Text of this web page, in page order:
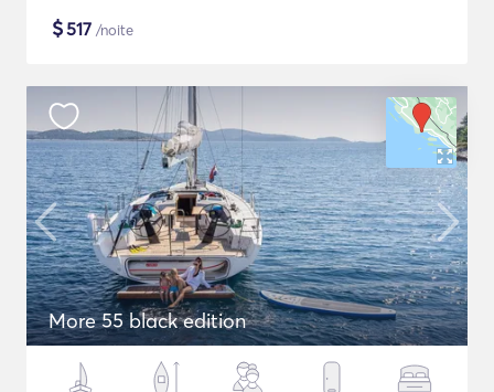
$517 /noite
More 55 black edition